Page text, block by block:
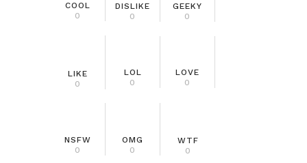
COOL
0
DISLIKE
0
GEEKY
0
LIKE
0
LOL
0
LOVE
0
NSFW
0
OMG
0
WTF
0